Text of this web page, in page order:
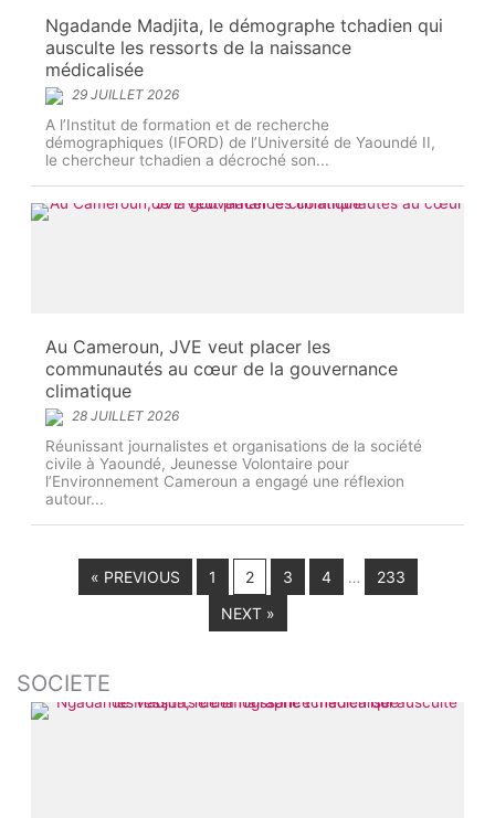
Ngadande Madjita, le démographe tchadien qui
ausculte les ressorts de la naissance
médicalisée
29 JUILLET 2026
A l’Institut de formation et de recherche
démographiques (IFORD) de l’Université de Yaoundé II,
le chercheur tchadien a décroché son...
Au Cameroun, JVE veut placer les
communautés au cœur de la gouvernance
climatique
28 JUILLET 2026
Réunissant journalistes et organisations de la société
civile à Yaoundé, Jeunesse Volontaire pour
l’Environnement Cameroun a engagé une réflexion
autour...
« PREVIOUS 1 2 3 4 …
233
NEXT »
SOCIETE